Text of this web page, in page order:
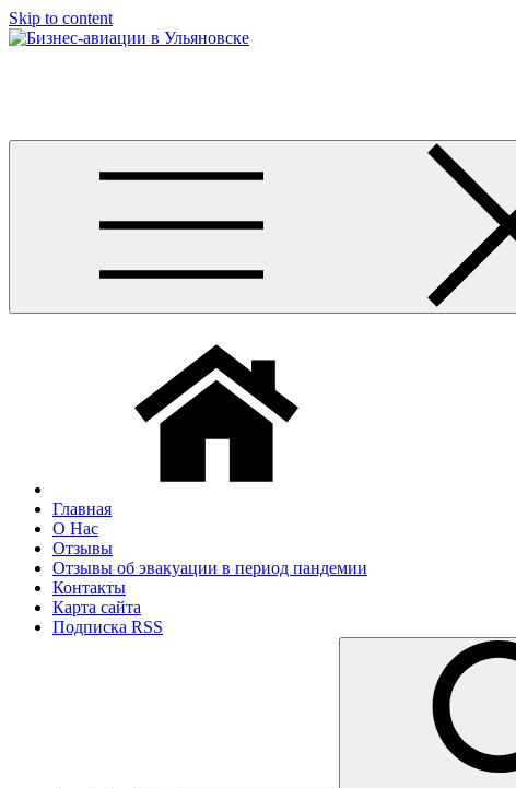
Skip to content
Главная
О Нас
Отзывы
Отзывы об эвакуации в период пандемии
Контакты
Карта сайта
Подписка RSS